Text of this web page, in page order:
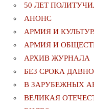
50 ЛЕТ
АНОНС
АРМИЯ И
АРМИЯ И
АРХИВ ЖУРНАЛА
БЕЗ СРОКА
В ЗАРУБЕЖНЫХ
ВЕЛИКАЯ